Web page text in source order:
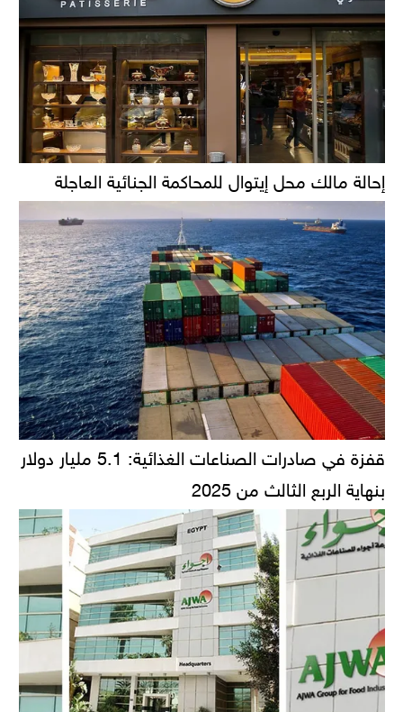
إحالة مالك محل إيتوال للمحاكمة الجنائية العاجلة
قفزة في صادرات الصناعات الغذائية: 5.1 مليار دولار
بنهاية الربع الثالث من 2025